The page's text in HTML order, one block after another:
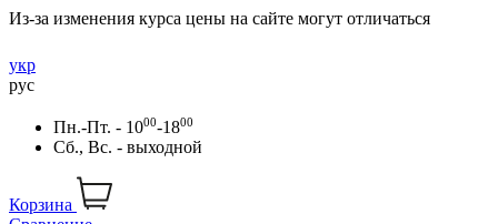
Из-за изменения курса цены на сайте могут отличаться
укр
рус
Пн.-Пт. - 1000-1800
Сб., Вс. - выходной
Корзина